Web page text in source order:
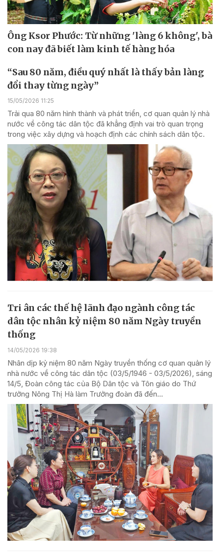
Ông Ksor Phước: Từ những 'làng 6 không', bà
con nay đã biết làm kinh tế hàng hóa
“Sau 80 năm, điều quý nhất là thấy bản làng
đổi thay từng ngày”
15/05/2026 11:25
Trải qua 80 năm hình thành và phát triển, cơ quan quản lý nhà
nước về công tác dân tộc đã khẳng định vai trò quan trọng
trong việc xây dựng và hoạch định các chính sách dân tộc.
Tri ân các thế hệ lãnh đạo ngành công tác
dân tộc nhân kỷ niệm 80 năm Ngày truyền
thống
14/05/2026 19:38
Nhân dịp kỷ niệm 80 năm Ngày truyền thống cơ quan quản lý
nhà nước về công tác dân tộc (03/5/1946 - 03/5/2026), sáng
14/5, Đoàn công tác của Bộ Dân tộc và Tôn giáo do Thứ
trưởng Nông Thị Hà làm Trưởng đoàn đã đến...